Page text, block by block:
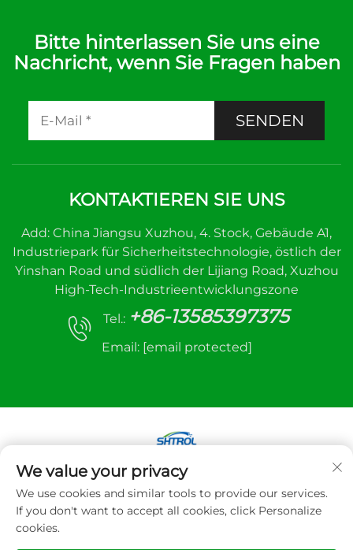
Bitte hinterlassen Sie uns eine
Nachricht, wenn Sie Fragen haben
SENDEN
KONTAKTIEREN SIE UNS
Add: China Jiangsu Xuzhou, 4. Stock, Gebäude A1,
Industriepark für Sicherheitstechnologie, östlich der
Yinshan Road und südlich der Lijiang Road, Xuzhou
High-Tech-Industrieentwicklungszone
Tel.: +86-13585397375
Email: [email protected]
Copyright © 2025 Xuzhou Sanhe Automatic
Control Equipment Co., LTD. Alle Rechte
vorbehalten
We value your privacy
We use cookies and similar tools to provide our services.
If you don't want to accept all cookies, click Personalize
cookies.